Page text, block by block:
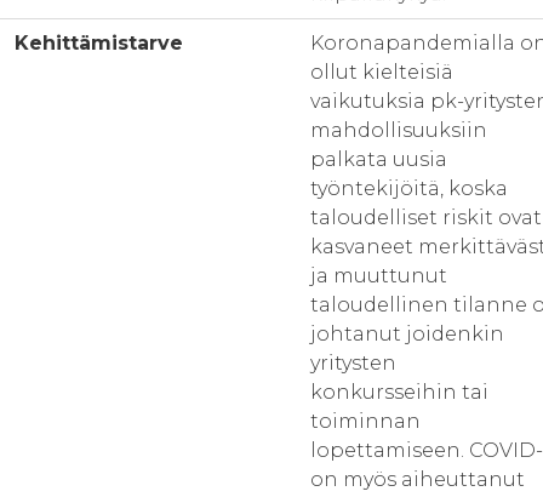
Kehittämistarve
Koronapandemialla
ollut kielteisiä
vaikutuksia pk-
mahdollisuuksiin
palkata uusia
työntekijöitä, koska
taloudelliset riskit ovat
kasvaneet
ja muuttunut
taloudellinen tilanne
johtanut joidenkin
yritysten
konkursseihin tai
toiminnan
lopettamiseen. COVID-
on myös aiheuttanut